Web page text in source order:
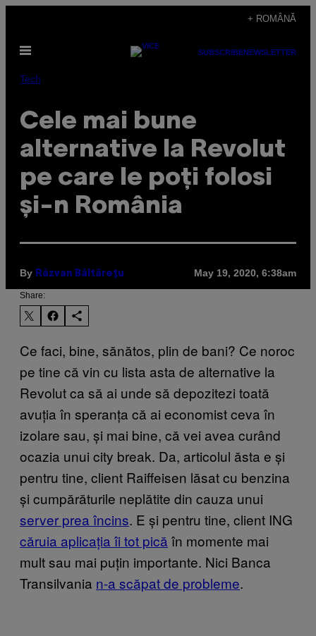
content
+ ROMÂNĂ
Open
SUBSCRIBENEWSLETTER
Tech
Cele mai bune
alternative la Revolut
pe care le poți folosi
și-n România
By Răzvan Băltărețu May 19, 2020, 6:38am
Share:
Ce faci, bine, sănătos, plin de bani? Ce noroc
pe tine că vin cu lista asta de alternative la
Revolut ca să ai unde să depozitezi toată
avuția în speranța că ai economist ceva în
izolare sau, și mai bine, că vei avea curând
ocazia unui city break. Da, articolul ăsta e și
pentru tine, client Raiffeisen lăsat cu benzina
și cumpărăturile neplătite din cauza unui
server prea încins. E și pentru tine, client ING
căruia aplicația îi tot pică în momente mai
mult sau mai puțin importante. Nici Banca
Transilvania n-a scăpat de probleme.